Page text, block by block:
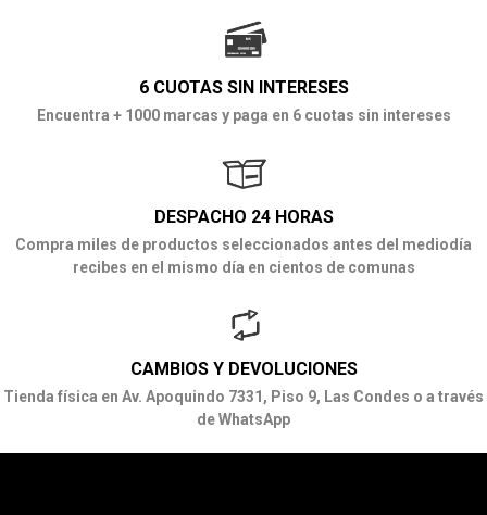
6 CUOTAS SIN INTERESES
Encuentra + 1000 marcas y paga en 6 cuotas sin intereses
DESPACHO 24 HORAS
Compra miles de productos seleccionados antes del mediodía
recibes en el mismo día en cientos de comunas
CAMBIOS Y DEVOLUCIONES
Tienda física en Av. Apoquindo 7331, Piso 9, Las Condes o a través
de WhatsApp